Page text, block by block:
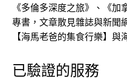
《多倫多深度之旅》、《
專書，文章散見雜誌與新
【海馬老爸的集食行樂】與
已驗證的服務